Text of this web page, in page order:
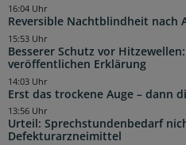
Reversible Nachtblindheit nach
16:04 Uhr
Besserer Schutz vor
veröffentlichen Erklärung
15:53 Uhr
Erst das trockene Auge – dann
14:03 Uhr
Urteil: Sprechstundenbedarf
Defekturarzneimittel
13:56 Uhr